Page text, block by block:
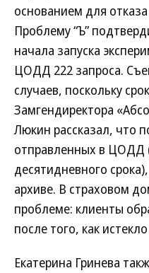
основанием для
Проблему “Ъ”
начала запуска
ЦОДД 222 запроса.
случаев, поскольку
Замгендиректора
Люкин рассказал, что
отправленных в ЦОДД
десятидневного
архиве. В страховом
проблеме: клиенты
после того, как
Екатерина Гринева